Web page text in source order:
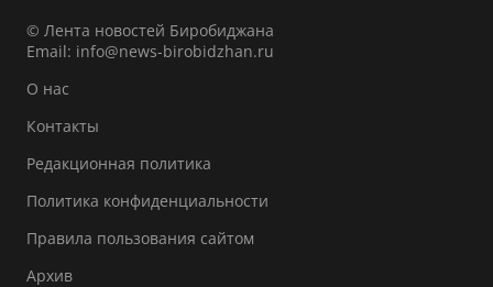
© Лента новостей Биробиджана
Email: info@news-birobidzhan.ru
О нас
Контакты
Редакционная политика
Политика конфиденциальности
Правила пользования сайтом
Архив